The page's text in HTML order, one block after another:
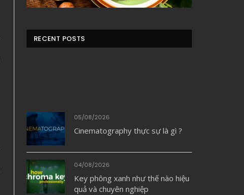
RECENT POSTS
05/08/2026
Cinematography thực sự là gì ?
04/08/2026
Key phông xanh như thế nào hiệu
quả và chuyên nghiệp